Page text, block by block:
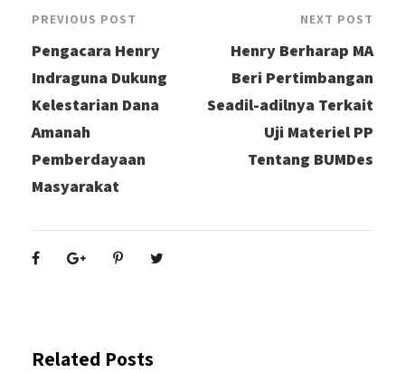
PREVIOUS POST
Pengacara Henry
Indraguna Dukung
Kelestarian Dana
Amanah
Pemberdayaan
Masyarakat
NEXT POST
Henry Berharap MA
Beri Pertimbangan
Seadil-adilnya Terkait
Uji Materiel PP
Tentang BUMDes
Related Posts